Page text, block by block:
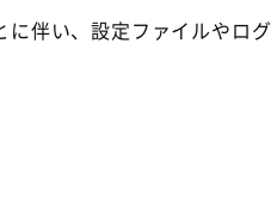
伴い、設定ファイルやロ